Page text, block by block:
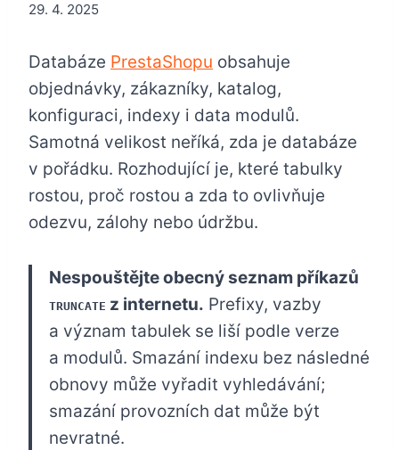
29. 4. 2025
Databáze PrestaShopu obsahuje
objednávky, zákazníky, katalog,
konfiguraci, indexy i data modulů.
Samotná velikost neříká, zda je databáze
v pořádku. Rozhodující je, které tabulky
rostou, proč rostou a zda to ovlivňuje
odezvu, zálohy nebo údržbu.
Nespouštějte obecný seznam příkazů
TRUNCATE z internetu. Prefixy, vazby
a význam tabulek se liší podle verze
a modulů. Smazání indexu bez následné
obnovy může vyřadit vyhledávání;
smazání provozních dat může být
nevratné.